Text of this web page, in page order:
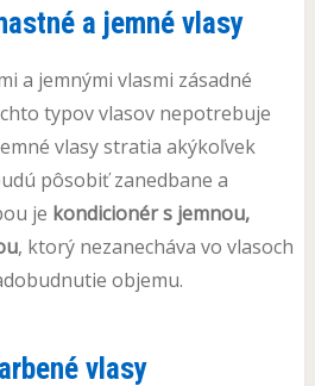
a jemné vlasy
a jemnými vlasmi zásadné
typov vlasov nepotrebuje
vlasy stratia akýkoľvek
pôsobiť zanedbane a
je kondicionér s jemnou,
, ktorý nezanecháva vo vlasoch
objemu.
vlasy